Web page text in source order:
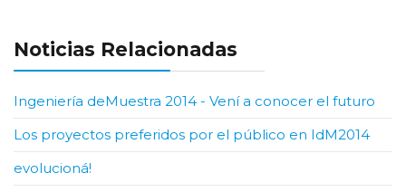
Noticias Relacionadas
Ingeniería deMuestra 2014 - Vení a conocer el futuro
Los proyectos preferidos por el público en IdM2014
evolucioná!